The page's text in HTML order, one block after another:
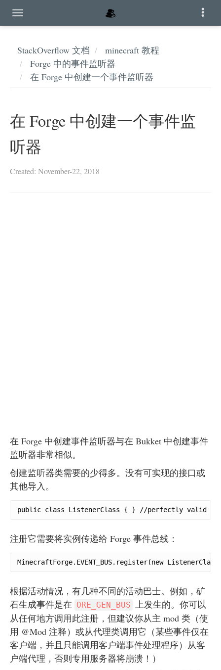
StackOverflow 文档
minecraft 教程
Forge 中的事件监听器
在 Forge 中创建一个事件监听器
在 Forge 中创建一个事件监
听器
Created: November-22, 2018
在 Forge 中创建事件监听器与在 Bukket 中创建事件
监听器非常相似。
创建监听器类需要的少得多。没有可实现的接口或
其他导入。
public class ListenerClass { } //perfectly valid
注册它需要将实例传递给 Forge 事件总线：
MinecraftForge.EVENT_BUS.register(new
根据活动情况，有几种不同的活动巴士。例如，矿
石生成事件是在 ORE_GEN_BUS 上发生的。你可以
从任何地方调用此注册，但建议你从主 mod 类（使
用 @Mod 注释）或从代理类调用它（某些事件仅在
客户端，并且只能调用客户端事件处理程序）从客
户端代理，否则专用服务器将崩溃！）